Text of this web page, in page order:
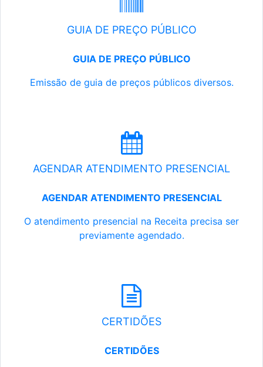
GUIA DE PREÇO PÚBLICO
GUIA DE PREÇO PÚBLICO
Emissão de guia de preços públicos diversos.
AGENDAR ATENDIMENTO PRESENCIAL
AGENDAR ATENDIMENTO PRESENCIAL
O atendimento presencial na Receita precisa ser
previamente agendado.
CERTIDÕES
CERTIDÕES